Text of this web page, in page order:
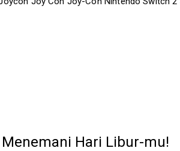
Hari Libur-mu!